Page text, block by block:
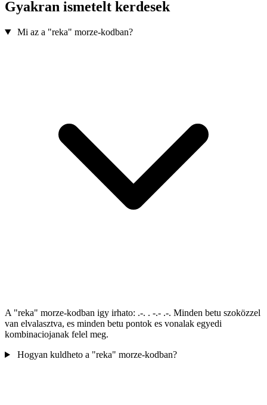
Gyakran ismetelt kerdesek
Mi az a "reka" morze-kodban?
A "reka" morze-kodban igy irhato: .-. . -.- .-. Minden betu szoközzel
van elvalasztva, es minden betu pontok es vonalak egyedi
kombinaciojanak felel meg.
Hogyan kuldheto a "reka" morze-kodban?